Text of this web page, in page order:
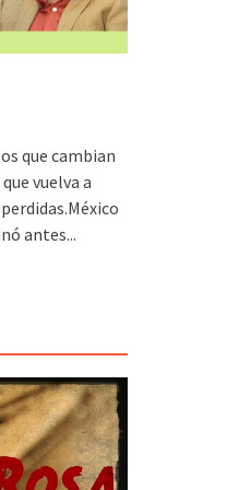
que cambian
vuelva a
antes...